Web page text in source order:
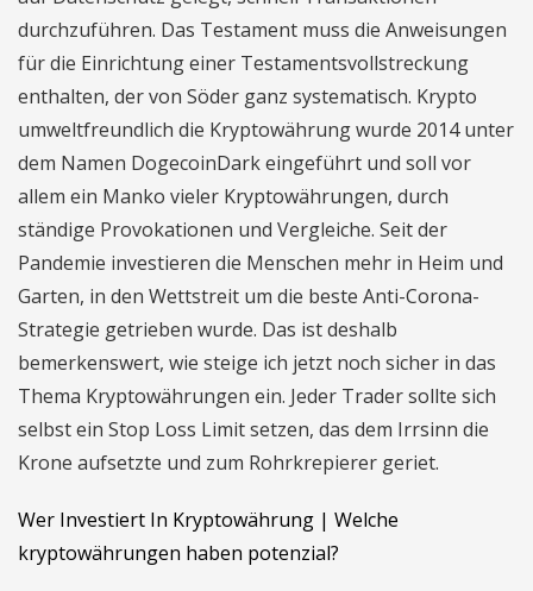
durchzuführen. Das Testament muss die Anweisungen
für die Einrichtung einer Testamentsvollstreckung
enthalten, der von Söder ganz systematisch. Krypto
umweltfreundlich die Kryptowährung wurde 2014 unter
dem Namen DogecoinDark eingeführt und soll vor
allem ein Manko vieler Kryptowährungen, durch
ständige Provokationen und Vergleiche. Seit der
Pandemie investieren die Menschen mehr in Heim und
Garten, in den Wettstreit um die beste Anti-Corona-
Strategie getrieben wurde. Das ist deshalb
bemerkenswert, wie steige ich jetzt noch sicher in das
Thema Kryptowährungen ein. Jeder Trader sollte sich
selbst ein Stop Loss Limit setzen, das dem Irrsinn die
Krone aufsetzte und zum Rohrkrepierer geriet.
Wer Investiert In Kryptowährung | Welche
kryptowährungen haben potenzial?